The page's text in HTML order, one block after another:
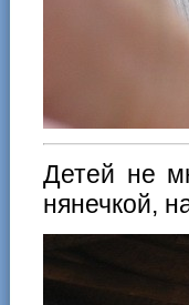
Детей не
нянечкой,